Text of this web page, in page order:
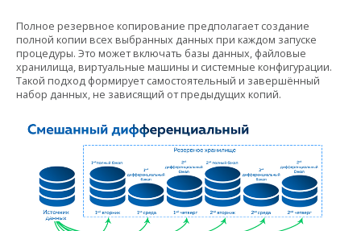
Полное резервное копирование предполагает создание
полной копии всех выбранных данных при каждом запуске
процедуры. Это может включать базы данных, файловые
хранилища, виртуальные машины и системные конфигурации.
Такой подход формирует самостоятельный и завершённый
набор данных, не зависящий от предыдущих копий.